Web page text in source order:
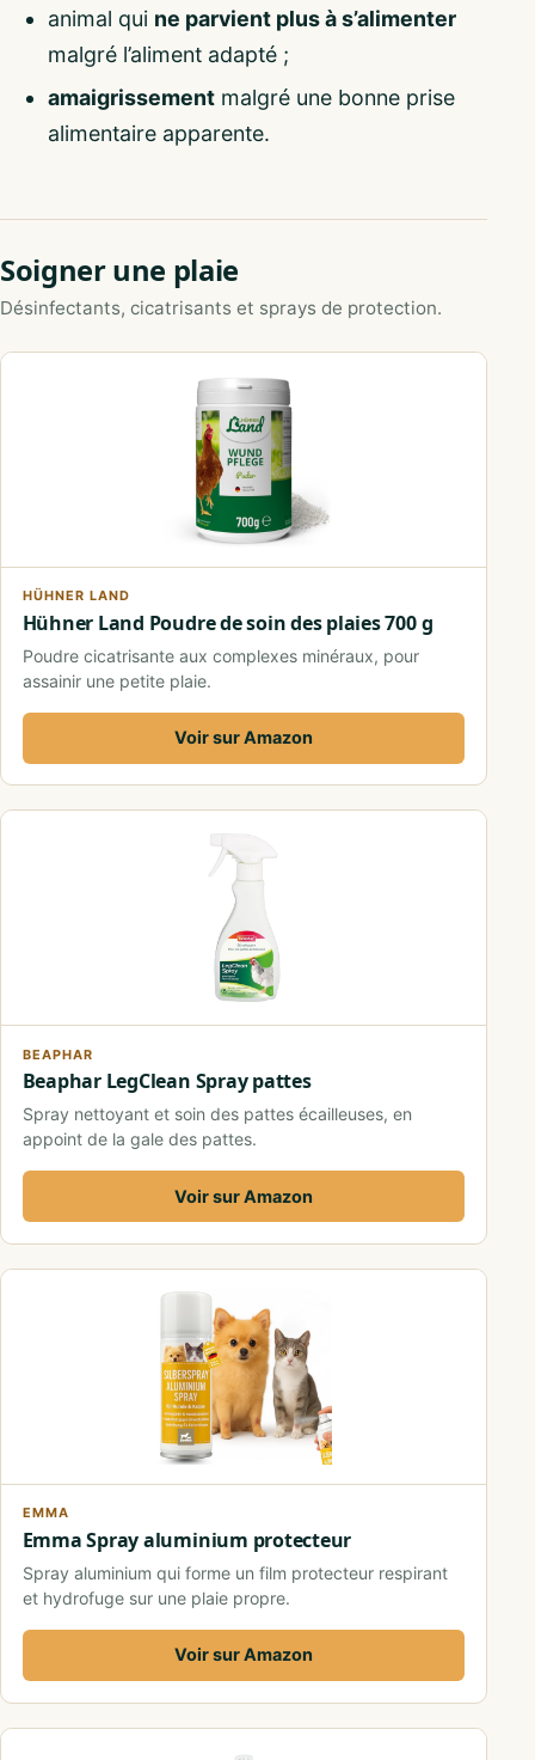
animal qui ne parvient plus à s’alimenter
malgré l’aliment adapté ;
amaigrissement malgré une bonne prise
alimentaire apparente.
Soigner une plaie
Désinfectants, cicatrisants et sprays de protection.
HÜHNER LAND
Hühner Land Poudre de soin des plaies 700 g
Poudre cicatrisante aux complexes minéraux, pour
assainir une petite plaie.
Voir sur Amazon
BEAPHAR
Beaphar LegClean Spray pattes
Spray nettoyant et soin des pattes écailleuses, en
appoint de la gale des pattes.
Voir sur Amazon
EMMA
Emma Spray aluminium protecteur
Spray aluminium qui forme un film protecteur respirant
et hydrofuge sur une plaie propre.
Voir sur Amazon